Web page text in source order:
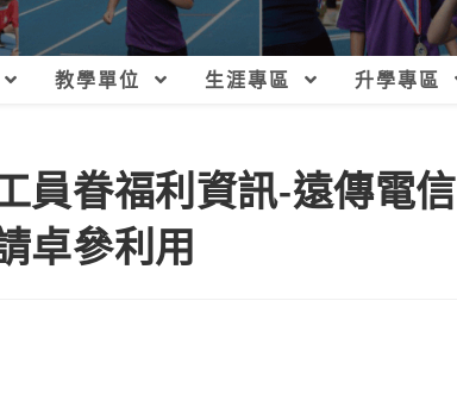
教學單位 生涯專區 升學專區
員眷福利資訊-遠傳電信
卓參利用